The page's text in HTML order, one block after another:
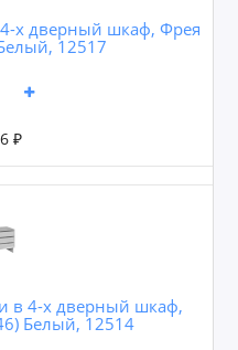
х дверный шкаф, Фрея
12517
₽
в 4-х дверный шкаф,
Белый, 12514